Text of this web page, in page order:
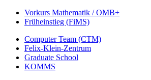
Vorkurs Mathematik / OMB+
Früheinstieg (FiMS)
Computer Team (CTM)
Felix-Klein-Zentrum
Graduate School
KOMMS